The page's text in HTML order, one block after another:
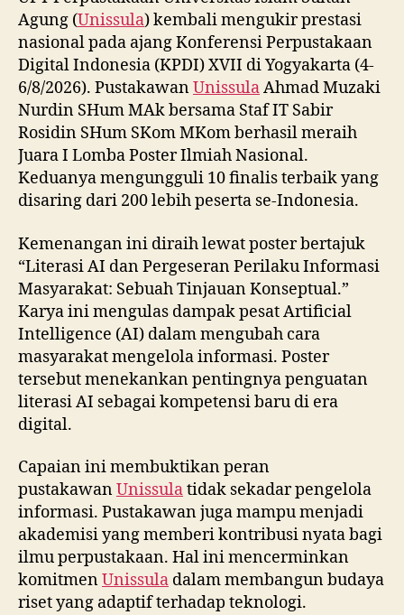
Agung (Unissula) kembali mengukir prestasi
nasional pada ajang Konferensi Perpustakaan
Digital Indonesia (KPDI) XVII di Yogyakarta (4-
6/8/2026). PustakawanUnissulaAhmad Muzaki
Nurdin SHum MAk bersama Staf IT Sabir
Rosidin SHum SKom MKom berhasil meraih
Juara I Lomba Poster Ilmiah Nasional.
Keduanya mengungguli 10 finalis terbaik yang
disaring dari 200 lebih peserta se-Indonesia.
Kemenangan ini diraih lewat poster bertajuk
“Literasi AI dan Pergeseran Perilaku Informasi
Masyarakat: Sebuah Tinjauan Konseptual.”
Karya ini mengulas dampak pesat Artificial
Intelligence (AI) dalam mengubah cara
masyarakat mengelola informasi. Poster
tersebut menekankan pentingnya penguatan
literasi AI sebagai kompetensi baru di era
digital.
Capaian ini membuktikan peran
pustakawanUnissulatidak sekadar pengelola
informasi. Pustakawan juga mampu menjadi
akademisi yang memberi kontribusi nyata bagi
ilmu perpustakaan. Hal ini mencerminkan
komitmenUnissula dalam membangun budaya
riset yang adaptif terhadap teknologi.